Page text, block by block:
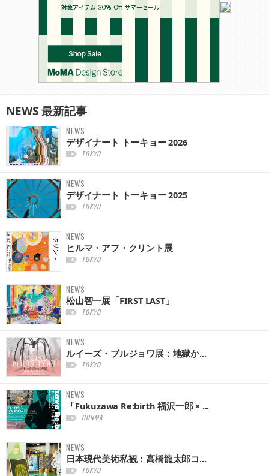
NEWS最新記事
NEWS
デザイナート トーキョー 2026
TOKYO
NEWS
デザイナート トーキョー 2025
TOKYO
NEWS
ヒルマ・アフ・クリント展
TOKYO
NEWS
松山智一展「FIRST LAST」
TOKYO
NEWS
ルイーズ・ブルジョワ展：地獄か...
TOKYO
NEWS
「Fukuzawa Re:birth 福沢一郎 × ...
GUNMA
NEWS
日本現代美術私観：高橋龍太郎コ...
TOKYO